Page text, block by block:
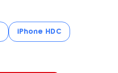
iPhone HDC